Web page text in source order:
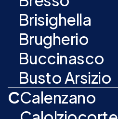
Brisighella
Brugherio
Buccinasco
Busto Arsizio
CCalenzano